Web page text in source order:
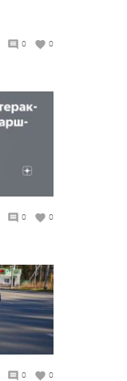
0 0
0 0
0 0